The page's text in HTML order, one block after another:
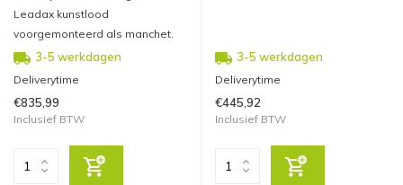
Leadax kunstlood
voorgemonteerd als manchet.
3-5 werkdagen
Deliverytime
€835,99
Inclusief BTW
3-5 werkdagen
Deliverytime
€445,92
Inclusief BTW